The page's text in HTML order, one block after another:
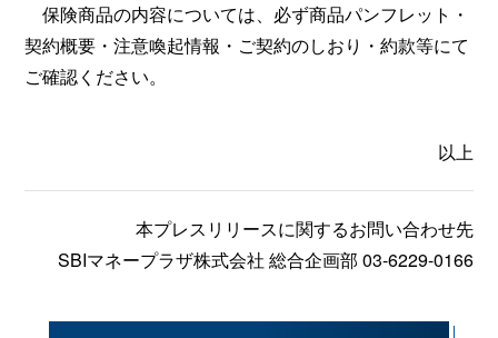
保険商品の内容については、必ず商品パンフレット・
契約概要・注意喚起情報・ご契約のしおり・約款等にて
ご確認ください。
以上
本プレスリリースに関するお問い合わせ先
SBIマネープラザ株式会社 総合企画部 03-6229-0166